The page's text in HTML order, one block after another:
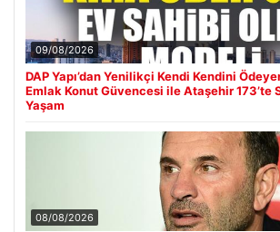
09/08/2026
DAP Yapı’dan Yenilikçi Kendi Kendini
Emlak Konut Güvencesi ile Ataşehir 173’te
Yaşam
08/08/2026